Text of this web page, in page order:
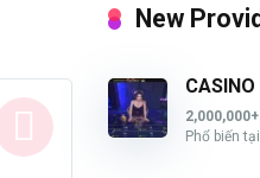
New
Phổ biến